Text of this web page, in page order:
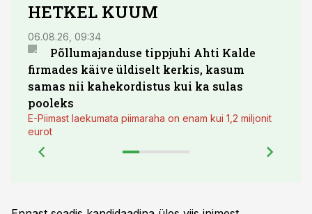
HETKEL KUUM
06.08.26, 09:34
Põllumajanduse tippjuhi Ahti Kalde
firmades käive üldiselt kerkis, kasum
samas nii kahekordistus kui ka sulas
pooleks
E-Piimast laekumata piimaraha on enam kui 1,2 miljonit
eurot